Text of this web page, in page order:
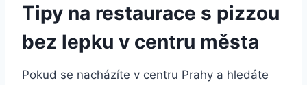
Tipy na restaurace s pizzou
bez lepku v centru města
Pokud se nacházíte v centru Prahy a hledáte